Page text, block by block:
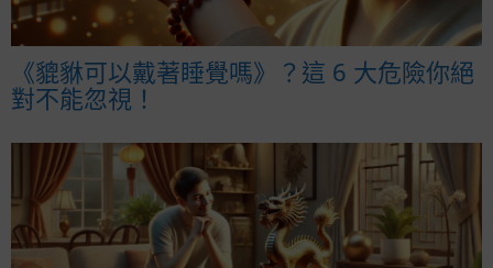
《貔貅可以戴著睡覺嗎》？這 6 大危險你絕
對不能忽視！